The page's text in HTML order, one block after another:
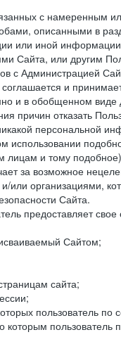
с намеренным
описанными в
или иной
Сайта, или другим
с Администрацией
и
и в обобщенном виде
причин отказать
персональной
лицам и тому
за возможное
или организациями,
Сайта.
предоставляет
Сайтом;
сайта;
пользователь по
пользователь